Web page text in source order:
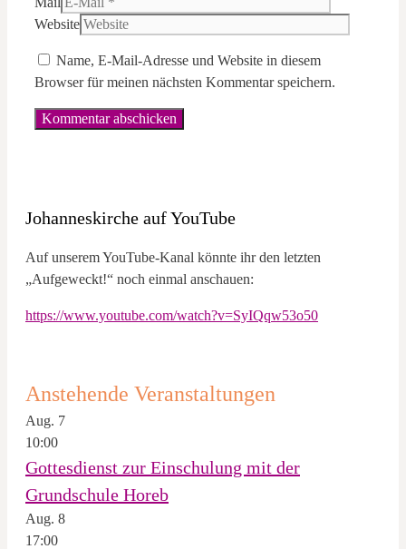
Website
Name, E-Mail-Adresse und Website in diesem
Browser für meinen nächsten Kommentar speichern.
Johanneskirche auf YouTube
Auf unserem YouTube-Kanal könnte ihr den letzten
„Aufgeweckt!“ noch einmal anschauen:
https://www.youtube.com/watch?v=SyIQqw53o50
Anstehende Veranstaltungen
Aug. 7
10:00
Gottesdienst zur Einschulung mit der
Grundschule Horeb
Aug. 8
17:00